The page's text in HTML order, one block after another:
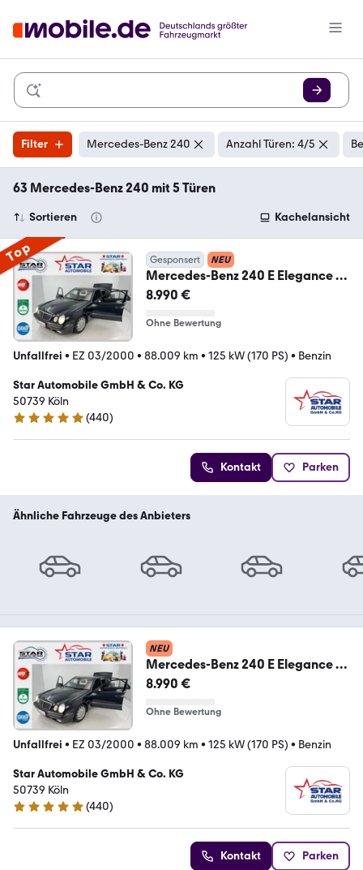
Filter Mercedes-Benz 240 Anzahl Türen: 4/5
63 Mercedes-Benz 240 mit 5 Türen
Sortieren Kachelansicht
Top Gesponsert NEU
Mercedes-Benz 240 E Elegance V6
2,4i-
8.990 €
Ohne Bewertung
Unfallfrei • EZ 03/2000 • 88.009 km • 125 kW (170 PS) • Benzin
Star Automobile GmbH & Co. KG
50739 Köln
4.8 Sterne
(440)
Kontakt Parken
Ähnliche Fahrzeuge des Anbieters
NEU
Mercedes-Benz 240 E Elegance V6
2,4i-
8.990 €
Ohne Bewertung
Unfallfrei • EZ 03/2000 • 88.009 km • 125 kW (170 PS) • Benzin
Star Automobile GmbH & Co. KG
50739 Köln
4.8 Sterne
(440)
Kontakt Parken